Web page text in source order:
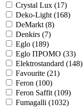
Crystal Lux (17)
Deko-Light (168)
DeMarkt (8)
Denkirs (7)
Eglo (189)
Eglo ПРОМО (33)
Elektrostandard (148)
Favourite (21)
Feron (100)
Feron Saffit (109)
Fumagalli (1032)